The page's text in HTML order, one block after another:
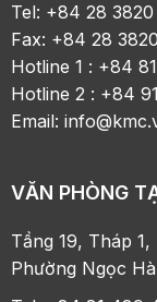
Tel: +84 28 3820
Fax: +84 28
Hotline 1 : +84
Hotline 2 : +84
Email:
VĂN PHÒNG
Tầng 19, Tháp
Phường Ngọc